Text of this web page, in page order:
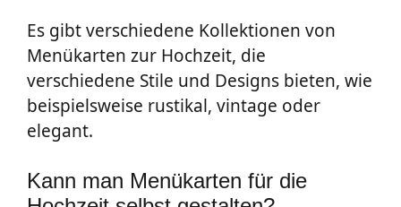
Es gibt verschiedene Kollektionen von
Menükarten zur Hochzeit, die
verschiedene Stile und Designs bieten, wie
beispielsweise rustikal, vintage oder
elegant.
Kann man Menükarten für die